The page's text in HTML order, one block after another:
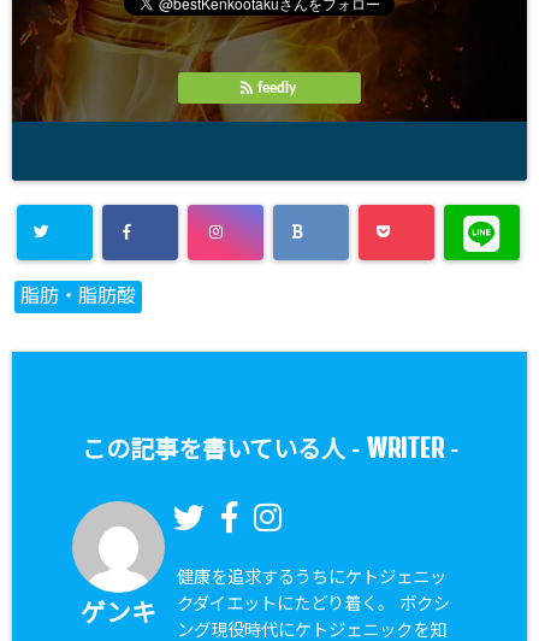
feedly
脂肪・脂肪酸
この記事を書いている人 - WRITER-
ゲンキ
健康を追求するうちにケトジェニッ
クダイエットにたどり着く。 ボクシ
ング現役時代にケトジェニックを知